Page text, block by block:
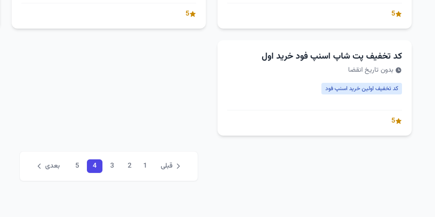
5
5
کد تخفیف پت شاپ اسنپ فود خرید اول
بدون تاریخ انقضا
کد تخفیف اولین خرید اسنپ فود
5
قبلی 1
2
3
4
5 بعدی